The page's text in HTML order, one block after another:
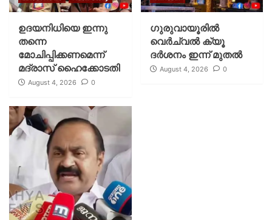
ഉദയനിധിയെ ഇന്നു
തന്നെ
മോചിപ്പിക്കണമെന്ന്
മദ്രാസ് ഹൈക്കോടതി
August 4, 2026 0
ഗുരുവായൂരില്‍
വെര്‍ച്വല്‍ ക്യൂ
ദര്‍ശനം ഇന്ന് മുതല്‍
August 4, 2026 0